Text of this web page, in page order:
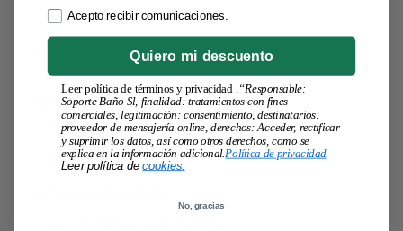
Características
Económicos y baratos
Grifería baño
Grifos de lavabo y bidet
Conjuntos de ducha
Acepto recibir comunicaciones.
Quiero mi descuento
Leer política de términos y privacidad . “Responsable:
Soporte Baño Sl, finalidad: tratamientos con fines
comerciales, legitimación: consentimiento, destinatarios:
proveedor de mensajería online, derechos: Acceder, rectificar
y suprimir los datos, así como otros derechos, como se
explica en la información adicional. Política de privacidad.
Leer política decookies
No, gracias